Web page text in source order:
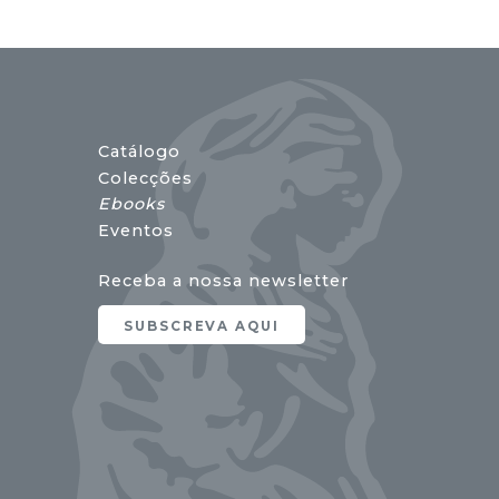
Catálogo
Colecções
Ebooks
Eventos
Receba a nossa newsletter
SUBSCREVA AQUI